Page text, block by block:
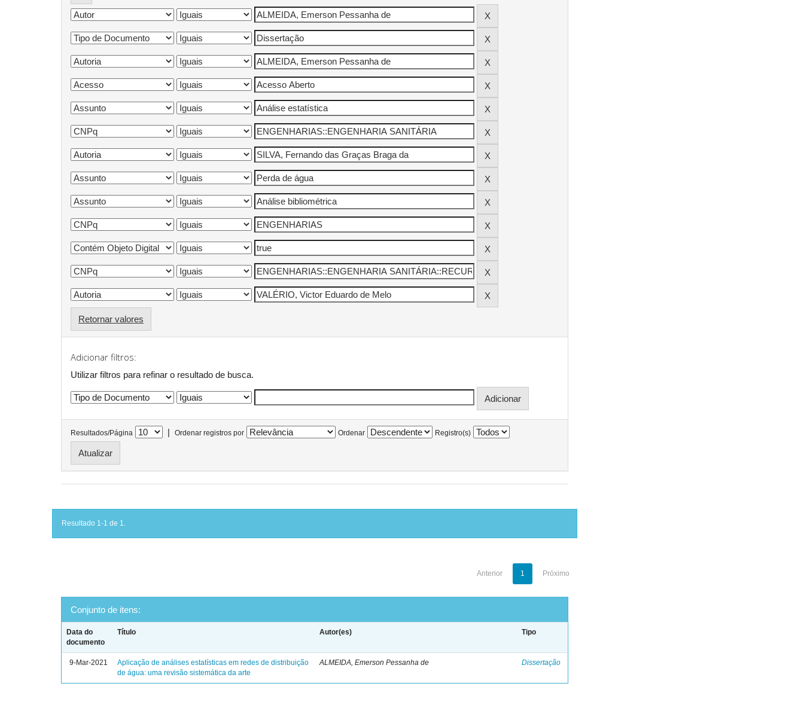
Retornar valores
Adicionar filtros:
Utilizar filtros para refinar o resultado de busca.
Resultados/Página | Ordenar registros por Ordenar Registro(s)
Resultado 1-1 de 1.
Anterior 1 Próximo
Conjunto de itens:
Data do
documento
Título Autor(es) Tipo
9-Mar-2021
Aplicação de análises estatísticas em redes de distribuição
de água: uma revisão sistemática da arte
ALMEIDA, Emerson Pessanha de Dissertação